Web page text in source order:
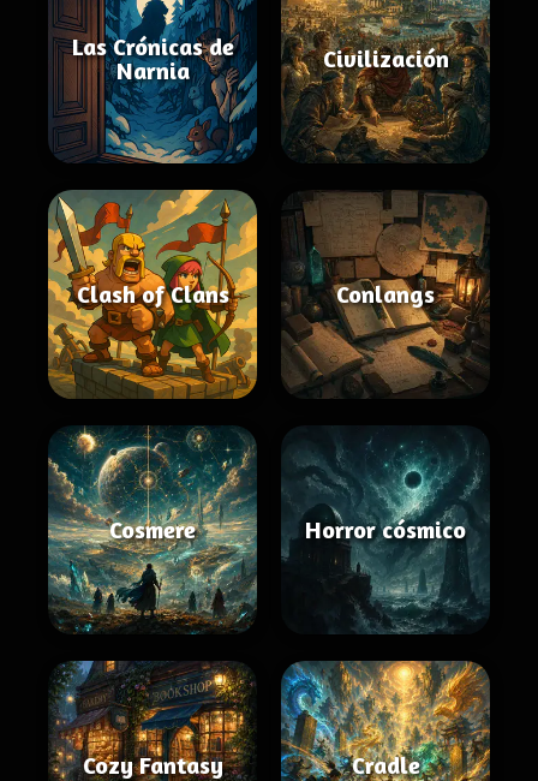
Las Crónicas de
Narnia
Civilización
Clash of Clans Conlangs
Cosmere Horror cósmico
Cozy Fantasy Cradle